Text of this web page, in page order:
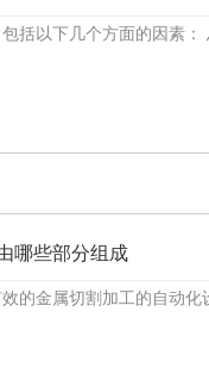
括以下几个方面的因素：
哪些部分组成
的金属切割加工的自动化